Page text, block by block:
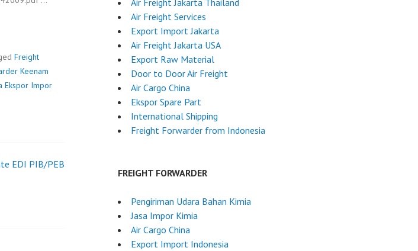
Freight
Keenam
Ekspor Impor
EDI PIB/PEB
Air Freight Jakarta Thailand
Air Freight Services
Export Import Jakarta
Air Freight Jakarta USA
Export Raw Material
Door to Door Air Freight
Air Cargo China
Ekspor Spare Part
International Shipping
Freight Forwarder from Indonesia
FREIGHT FORWARDER
Pengiriman Udara Bahan Kimia
Jasa Impor Kimia
Air Cargo China
Export Import Indonesia